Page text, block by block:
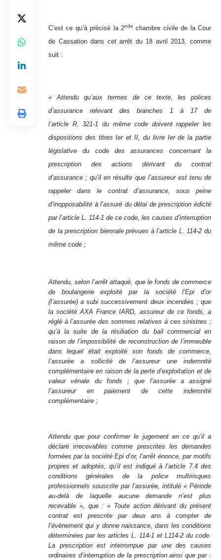
C’est ce qu’à précisé la 2nde chambre civile de la Cour
de Cassation dans cet arrêt du 18 avril 2013, comme
suit :
«Attendu qu’aux termes de ce texte, les polices
d’assurance relevant des branches 1 à 17 de
l’article R. 321-1 du même code doivent rappeler les
dispositions des titres Ier et II, du livre Ier de la partie
législative du code des assurances concernant la
prescription des actions dérivant du contrat
d’assurance ; qu’il en résulte que l’assureur est tenu de
rappeler dans le contrat d’assurance, sous peine
d’inopposabilité à l’assuré du délai de prescription édicté
par l’article L. 114-1 de ce code, les causes d’interruption
de la prescription biennale prévues à l’article L. 114-2 du
même code ;
Attendu, selon l’arrêt attaqué, que le fonds de commerce
de boulangerie exploité par la société l’Epi d’or
(l’assurée) a subi successivement deux incendies ; que
la société AXA France IARD, assureur de ce fonds, a
réglé à l’assurée des sommes relatives à ces sinistres ;
qu’à la suite de la résiliation du bail commercial en
raison de l’impossibilité de reconstruction de l’immeuble
dans lequel était exploité son fonds de commerce,
l’assurée a sollicité de l’assureur une indemnité
complémentaire en raison de la perte d’exploitation et de
valeur vénale du fonds ; que l’assurée a assigné
l’assureur en paiement de cette indemnité
complémentaire ;
Attendu que pour confirmer le jugement en ce qu’il a
déclaré irrecevables comme prescrites les demandes
formées par la société Epi d’or, l’arrêt énonce, par motifs
propres et adoptés, qu’il est indiqué à l’article 7.4 des
conditions générales de la police multirisques
professionnels souscrite par l’assurée, intitulé « Période
au-delà de laquelle aucune demande n’est plus
recevable », que : « Toute action dérivant du présent
contrat est prescrite par deux ans à compter de
l’événement qui y donne naissance, dans les conditions
déterminées par les articles L. 114-1 et L114-2 du code.
La prescription est interrompue par une des causes
ordinaires d’interruption de la prescription ainsi que par :